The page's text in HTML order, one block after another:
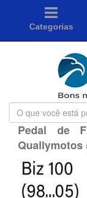
Categorias
O
que
você
está
Pedal de
Quallymotos